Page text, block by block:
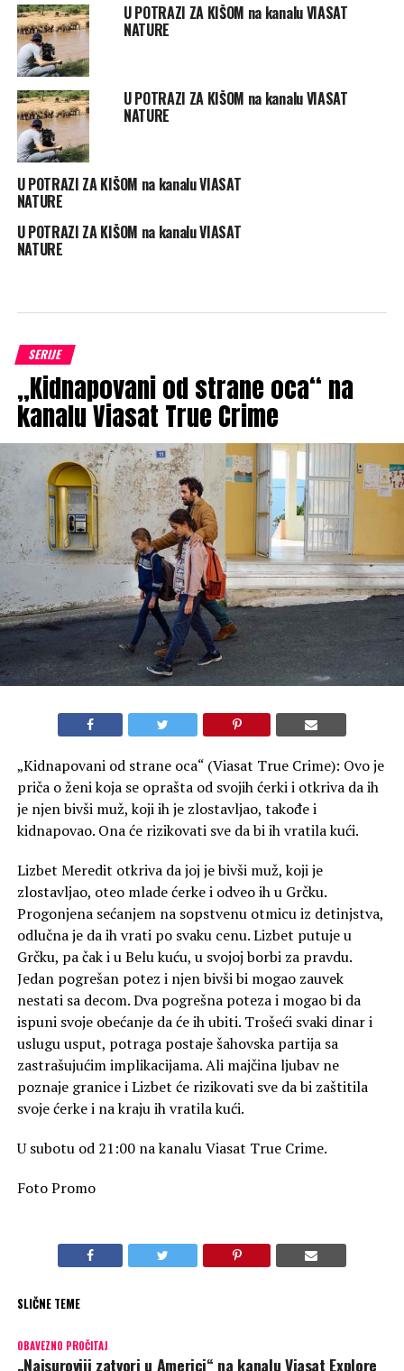
U POTRAZI ZA KIŠOM na kanalu VIASAT
NATURE
U POTRAZI ZA KIŠOM na kanalu VIASAT
NATURE
U POTRAZI ZA KIŠOM na kanalu VIASAT
NATURE
U POTRAZI ZA KIŠOM na kanalu VIASAT
NATURE
SERIJE
„Kidnapovani od strane oca“ na
kanalu Viasat True Crime
„Kidnapovani od strane oca“ (Viasat True Crime): Ovo je
priča o ženi koja se oprašta od svojih ćerki i otkriva da ih
je njen bivši muž, koji ih je zlostavljao, takođe i
kidnapovao. Ona će rizikovati sve da bi ih vratila kući.
Lizbet Meredit otkriva da joj je bivši muž, koji je
zlostavljao, oteo mlade ćerke i odveo ih u Grčku.
Progonjena sećanjem na sopstvenu otmicu iz detinjstva,
odlučna je da ih vrati po svaku cenu. Lizbet putuje u
Grčku, pa čak i u Belu kuću, u svojoj borbi za pravdu.
Jedan pogrešan potez i njen bivši bi mogao zauvek
nestati sa decom. Dva pogrešna poteza i mogao bi da
ispuni svoje obećanje da će ih ubiti. Trošeći svaki dinar i
uslugu usput, potraga postaje šahovska partija sa
zastrašujućim implikacijama. Ali majčina ljubav ne
poznaje granice i Lizbet će rizikovati sve da bi zaštitila
svoje ćerke i na kraju ih vratila kući.
U subotu od 21:00 na kanalu Viasat True Crime.
Foto Promo
SLIČNE TEME
OBAVEZNO PROČITAJ
„Najsuroviji zatvori u Americi“ na kanalu Viasat Explore